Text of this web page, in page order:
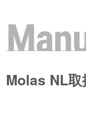
Molas NL取